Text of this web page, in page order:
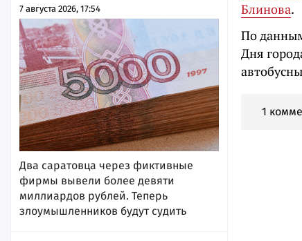
7 августа 2026, 17:54
Два саратовца через фиктивные
фирмы вывели более девяти
миллиардов рублей. Теперь
злоумышленников будут судить
Блинова.
По
Дня
1